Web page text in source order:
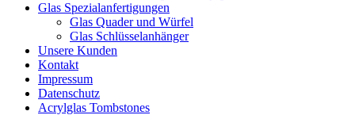
Glas Spezialanfertigungen
Glas Quader und Würfel
Glas Schlüsselanhänger
Unsere Kunden
Kontakt
Impressum
Datenschutz
Acrylglas Tombstones